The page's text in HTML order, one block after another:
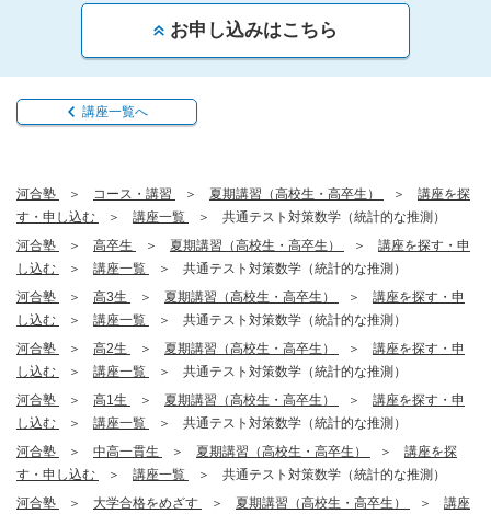
お申し込みはこちら
講座一覧へ
河合塾 コース・講習 夏期講習（高校生・高卒生）
講座を探
す・申し込む
講座一覧
共通テスト対策数学（統計的な推測）
河合塾
高卒生 夏期講習（高校生・高卒生）
講座を探す・申
し込む
講座一覧
共通テスト対策数学（統計的な推測）
河合塾
高3生 夏期講習（高校生・高卒生）
講座を探す・申
し込む
講座一覧
共通テスト対策数学（統計的な推測）
河合塾
高2生 夏期講習（高校生・高卒生）
講座を探す・申
し込む
講座一覧
共通テスト対策数学（統計的な推測）
河合塾
高1生 夏期講習（高校生・高卒生）
講座を探す・申
し込む
講座一覧
共通テスト対策数学（統計的な推測）
河合塾
中高一貫生 夏期講習（高校生・高卒生）
講座を探
す・申し込む
講座一覧
共通テスト対策数学（統計的な推測）
河合塾
大学合格をめざす 夏期講習（高校生・高卒生）
講座